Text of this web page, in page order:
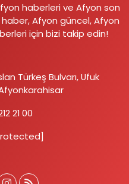
haberleri ve Afyon son
Afyon güncel, Afyon
için bizi takip edin!
Türkeş Bulvarı, Ufuk
21 00